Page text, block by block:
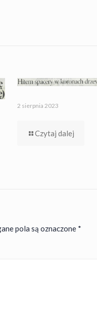
2 sierpnia 2023
Czytaj dalej
pola są oznaczone *